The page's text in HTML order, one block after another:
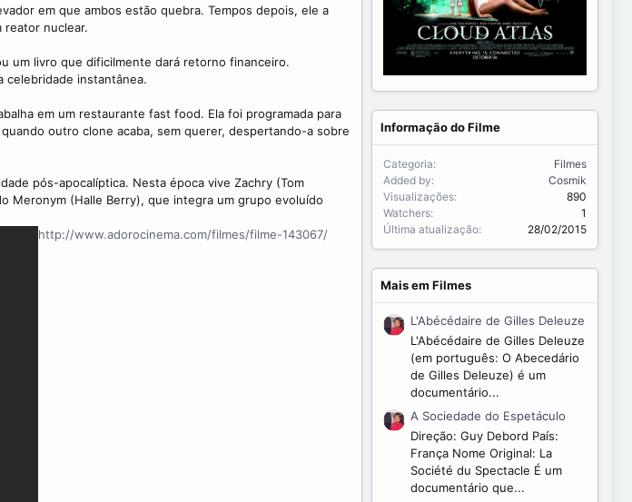
em que ambos estão quebra. Tempos depois, ele a
reator nuclear.
um livro que dificilmente dará retorno financeiro.
celebridade instantânea.
em um restaurante fast food. Ela foi programada para
outro clone acaba, sem querer, despertando-a sobre
pós-apocalíptica. Nesta época vive Zachry (Tom
Meronym (Halle Berry), que integra um grupo evoluído
http://www.adorocinema.com/filmes/filme-143067/
Informação do Filme
Categoria
Filmes
Added by
Cosmik
Visualizações
890
Watchers
1
Última atualização
28/02/2015
Mais em Filmes
L'Abécédaire de Gilles Deleuze
L'Abécédaire de Gilles Deleuze
(em português: O Abecedário
de Gilles Deleuze) é um
documentário...
A Sociedade do Espetáculo
Direção: Guy Debord País:
França Nome Original: La
Société du Spectacle É um
documentário que...